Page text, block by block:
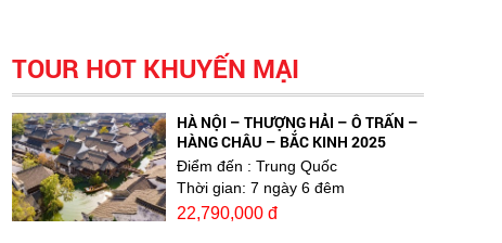
TOUR HOT KHUYẾN MẠI
HÀ NỘI – THƯỢNG HẢI – Ô TRẤN –
HÀNG CHÂU – BẮC KINH 2025
Điểm đến : Trung Quốc
Thời gian: 7 ngày 6 đêm
22,790,000 đ